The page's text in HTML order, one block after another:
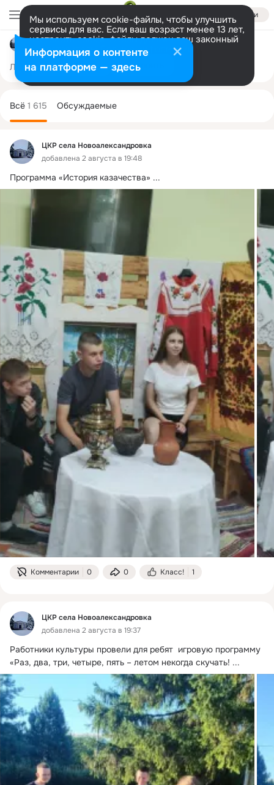
Войти
Мы используем cookie-файлы, чтобы улучшить
сервисы для вас. Если ваш возраст менее 13 лет,
настроить cookie-файлы должен ваш законный
представитель. Больше информации
Разрешить все Настроить
Лента Участники 2K Товары
ЦКР села Новоалександровка
добавлена 2 августа в 19:48
Программа «История казачества» ...
Комментарии 0 0 Класс! 1
ЦКР села Новоалександровка
добавлена 2 августа в 19:37
Работники культуры провели для ребят  игровую программу
«Раз, два, три, четыре, пять – летом некогда скучать! ...
колонка
Всё 1 615 Обсуждаемые
Информация о контенте
на платформе — здесь